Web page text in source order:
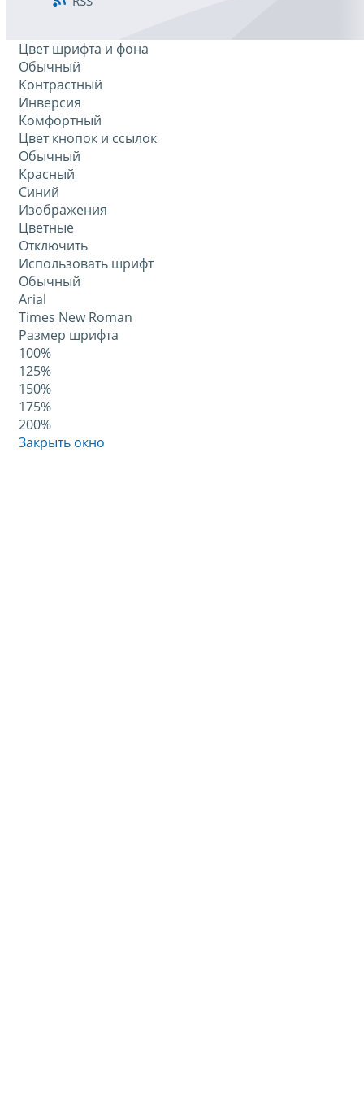
Цвет шрифта и фона
Обычный
Контрастный
Инверсия
Комфортный
Цвет кнопок и ссылок
Обычный
Красный
Синий
Изображения
Цветные
Отключить
Использовать шрифт
Обычный
Arial
Times New Roman
Размер шрифта
100%
125%
150%
175%
200%
Закрыть окно